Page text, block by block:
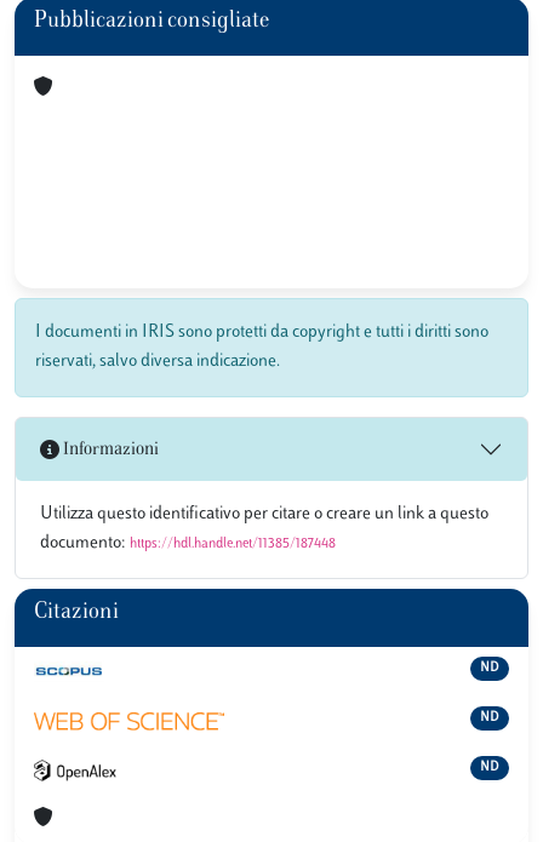
Pubblicazioni consigliate
I documenti in IRIS sono protetti da copyright e tutti i diritti sono
riservati, salvo diversa indicazione.
Informazioni
Utilizza questo identificativo per citare o creare un link a questo
documento: https://hdl.handle.net/11385/187448
Citazioni
ND
ND
ND